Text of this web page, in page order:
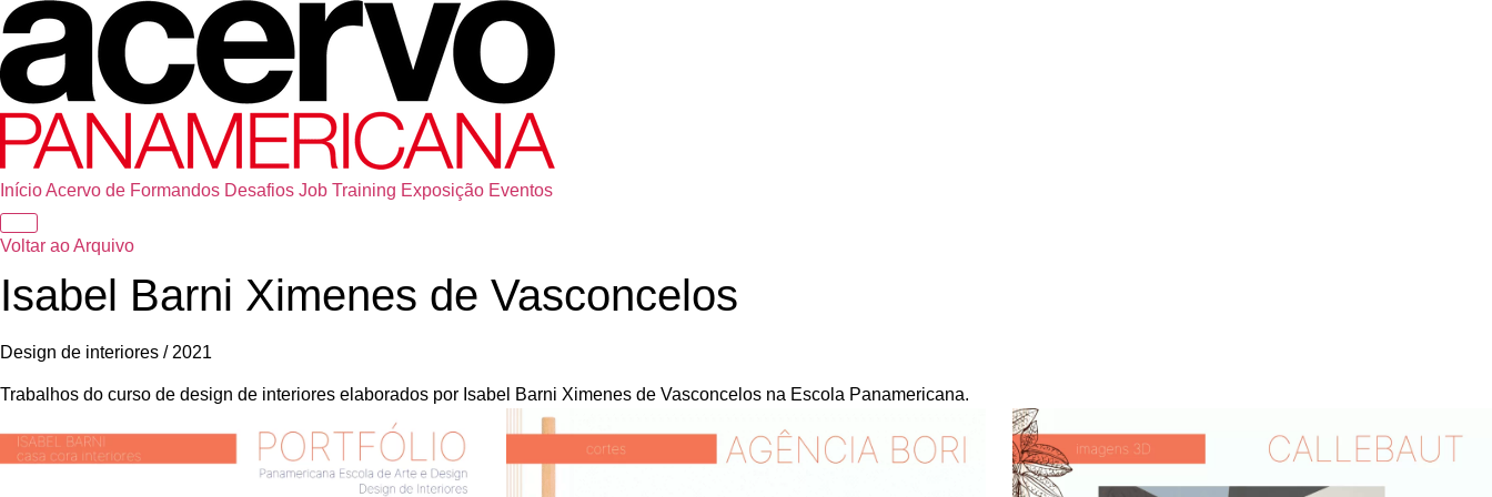
InícioAcervo de Formandos Desafios Job Training Exposição Eventos
Voltar ao Arquivo
Isabel Barni Ximenes de Vasconcelos
Design de interiores / 2021
Trabalhos do curso de design de interiores elaborados por Isabel Barni Ximenes de Vasconcelos na Escola Panamericana.